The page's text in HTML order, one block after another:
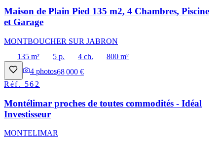
Maison de Plain Pied 135 m2, 4 Chambres, Piscine
et Garage
MONTBOUCHER SUR JABRON
135 m²
5 p. 4 ch.
800 m²
4 photos68 000 €
Réf. 562
Montélimar proches de toutes commodités - Idéal
Investisseur
MONTELIMAR